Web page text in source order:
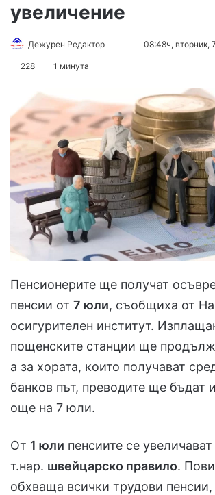
увеличение
Дежурен Редактор
Send08:48ч, вторник,
228 1 минута
Пенсионерите ще получат
пенсии от 7 юли, съобщиха от
осигурителен институт.
пощенските станции ще
а за хората, които получават
банков път, преводите ще бъдат
още на 7 юли.
От 1 юли пенсиите се
т.нар. швейцарско правило.
обхваща всички трудови пенсии,